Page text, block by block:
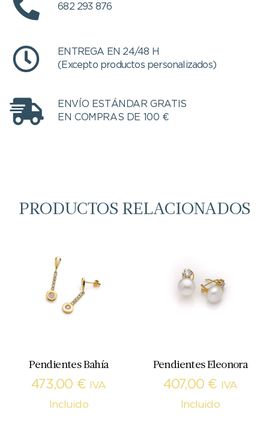
682 293 876
ENTREGA EN 24/48 H
(Excepto productos personalizados)
ENVÍO ESTÁNDAR GRATIS
EN COMPRAS DE 100 €
PRODUCTOS RELACIONADOS
Pendientes Bahía
473,00 €
IVA
Incluido
Pendientes Eleonora
407,00 €
IVA
Incluido